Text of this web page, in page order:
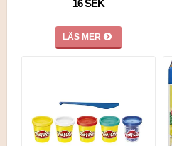
16 SEK
LÄS MER